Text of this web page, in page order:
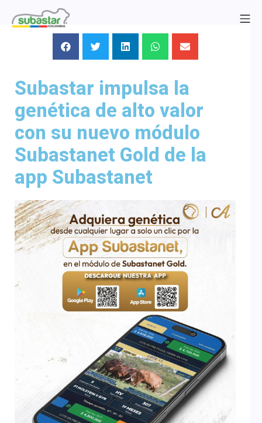
Subastar impulsa la
genética de alto valor
con su nuevo módulo
Subastanet Gold de la
app Subastanet